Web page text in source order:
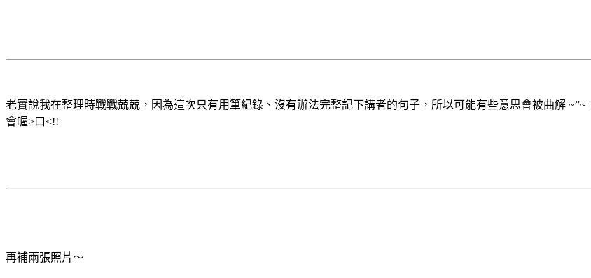
老實說我在整理時戰戰兢兢，因為這次只有用筆紀錄、沒有辦法完整記下講者的句子，所以可能有些意思會被曲解 ~”~
會喔>口<!!
再補兩張照片～